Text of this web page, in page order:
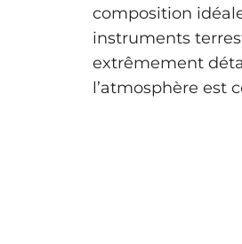
composition
instruments
extrêmement
l’atmosphère est